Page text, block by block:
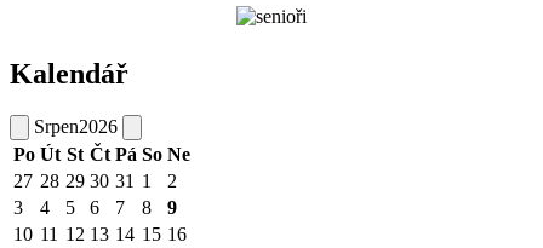
Kalendář
Srpen2026
Po Út St Čt Pá So Ne
27 28 29 30 31 1
2
3
4 5 6 7 8
9
10 11 12 13 14 15 16